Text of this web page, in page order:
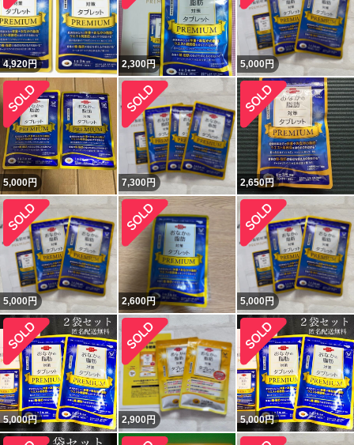
4,920円 2,300円 5,000円
5,000円 7,300円 2,650円
5,000円 2,600円 5,000円
5,000円 2,900円 5,000円